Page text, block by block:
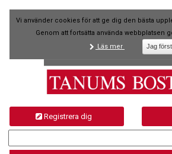
Vi använder cookies för att ge dig den bästa
Genom att fortsätta använda webbplatsen
Läs mer
Registrera dig